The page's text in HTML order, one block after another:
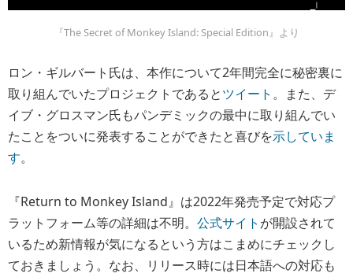
『The Secret of Monkey Island: Special Edition』より
ロン・ギルバート氏は、本作について2年間完全に秘密裏に
取り組んでいたプロジェクトであるとツイート 。また、デ
イブ・グロスマン氏もパンデミックの最中に取り組んでい
たことをついに発表することができたと喜びを示していま
す。
『Return to Monkey Island』は2022年発売予定で対応プ
ラットフォーム等の詳細は不明。 公式サイト が開設されて
いるため新情報が気になるという方はこまめにチェックし
ておきましょう。なお、リリース時には日本語への対応も